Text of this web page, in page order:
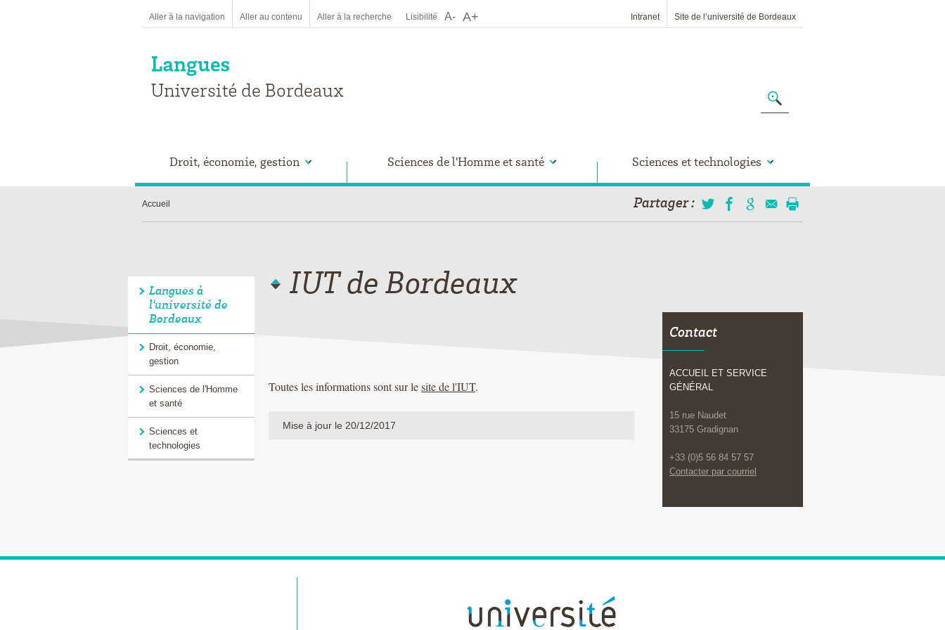
Aller à la navigation Aller au contenu Aller à la recherche Lisibilité A- A+ Intranet Site de l’université de Bordeaux
Droit, économie, gestion Sciences de l'Homme et santé Sciences et technologies
Partager:
Accueil
IUT de Bordeaux
Langues à
l'université de
Bordeaux
Droit, économie,
gestion
Sciences de l'Homme
et santé
Sciences et
technologies
Toutes les informations sont sur lesite de l'IUT.
Mise à jour le 20/12/2017
Contact
ACCUEIL ET SERVICE
GÉNÉRAL
15 rue Naudet
33175 Gradignan
+33 (0)5 56 84 57 57
Contacter par courriel